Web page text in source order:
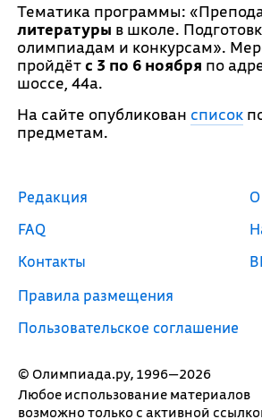
Тематика программы:
литературы в школе.
олимпиадам и конкурсам».
пройдётс 3 по 6 ноября по
шоссе, 44а.
На сайте опубликован список
предметам.
© Олимпиада.ру, 1996—2026
Любое использование материалов
возможно только с активной
Редакция
FAQ
Контакты
Правила размещения
Пользовательское соглашение
О